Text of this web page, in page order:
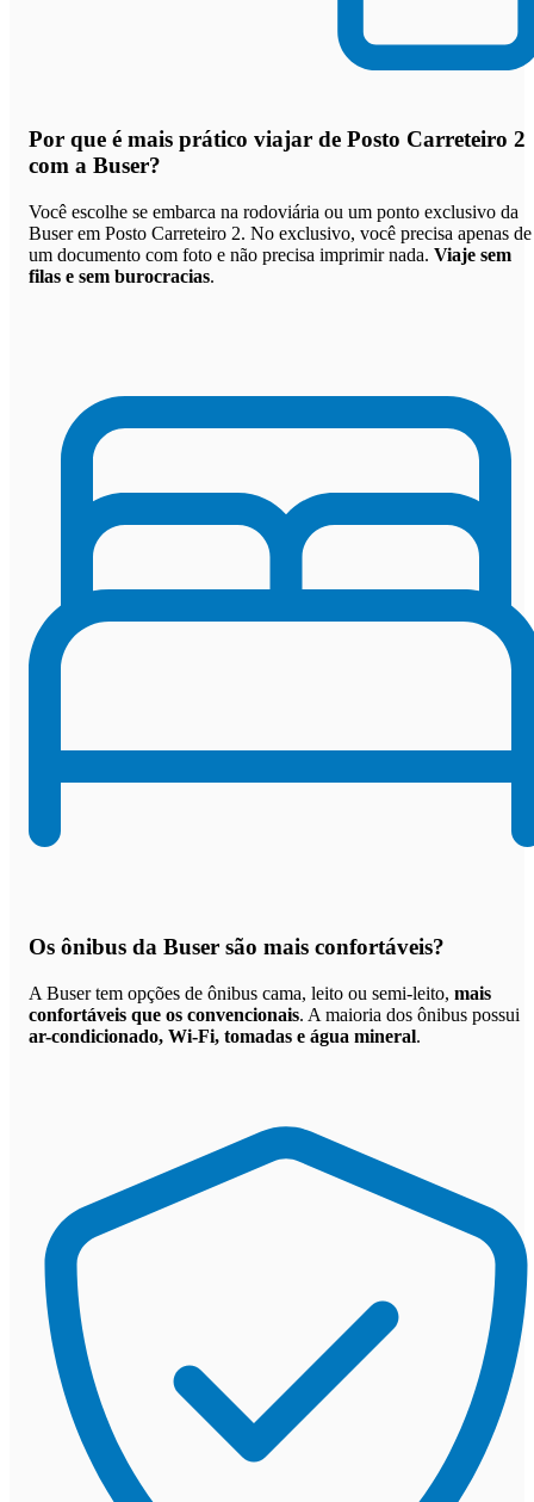
Por que é mais prático viajar de Posto Carreteiro 2
com a Buser?
Você escolhe se embarca na rodoviária ou um ponto exclusivo da
Buser em Posto Carreteiro 2. No exclusivo, você precisa apenas de
um documento com foto e não precisa imprimir nada. Viaje sem
filas e sem burocracias.
Os ônibus da Buser são mais confortáveis?
A Buser tem opções de ônibus cama, leito ou semi-leito, mais
confortáveis que os convencionais. A maioria dos ônibus possui
ar-condicionado, Wi-Fi, tomadas e água mineral.